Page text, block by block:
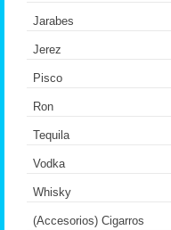
Jarabes
Jerez
Pisco
Ron
Tequila
Vodka
Whisky
(Accesorios) Cigarros